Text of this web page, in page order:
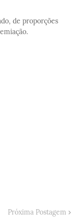
de proporções
Próxima Postagem